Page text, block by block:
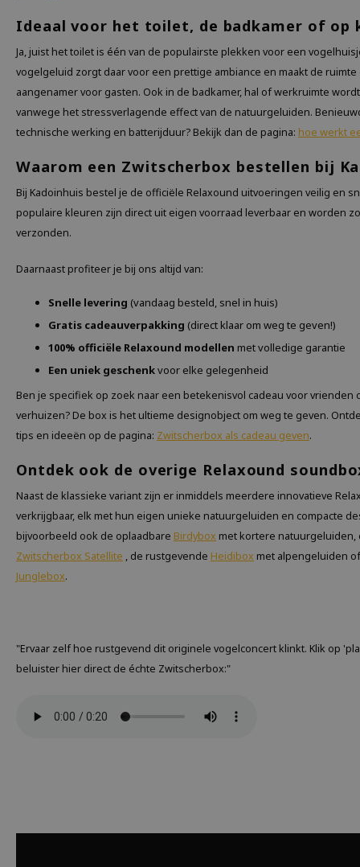
Ideaal voor het toilet, de badkamer of op
Ja, juist het toilet is één van de populairste plekken voor een
vogelgeluid zorgt daar voor een prettige ambiance en maakt de
aangenamer voor gasten. Ook in de badkamer, hal of werkruimte
vanwege het stressverlagende effect van de natuurgeluiden.
technische werking en batterijduur? Bekijk dan de pagina: hoe werkt
Waarom een Zwitscherbox bestellen bij
Bij Kadoinhuis bestel je de officiële Relaxound uitvoeringen veilig en
populaire kleuren zijn direct uit eigen voorraad leverbaar en worden
verzonden.
Daarnaast profiteer je bij ons altijd van:
Snelle levering (vandaag besteld, snel in huis)
Gratis cadeauverpakking (direct klaar om weg te geven!)
100% officiële Relaxound modellen met volledige garantie
Een uniek geschenkvoor elke gelegenheid
Ben je specifiek op zoek naar een betekenisvol cadeau voor vrienden
verhuizen? De box is het ultieme designobject om weg te geven.
tips en ideeën op de pagina: Zwitscherbox als cadeau geven.
Ontdek ook de overige Relaxound
Naast de klassieke variant zijn er inmiddels meerdere innovatieve
verkrijgbaar, elk met hun eigen unieke natuurgeluiden en compacte
bijvoorbeeld ook de oplaadbare Birdybox met kortere natuurgeluiden,
Zwitscherbox Satellite , de rustgevende Heidibox met alpengeluiden
Junglebox.
"Ervaar zelf hoe rustgevend dit originele vogelconcert klinkt. Klik op
beluister hier direct de échte Zwitscherbox:"